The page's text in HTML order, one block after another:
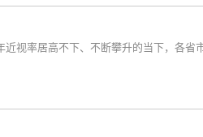
视率居高不下、不断攀升的当下，各省